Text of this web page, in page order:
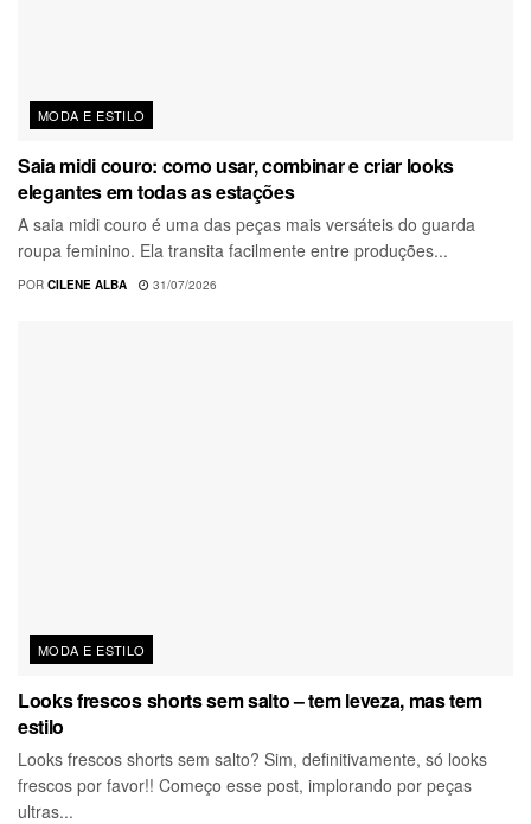
MODA E ESTILO
Saia midi couro: como usar, combinar e criar looks
elegantes em todas as estações
A saia midi couro é uma das peças mais versáteis do guarda
roupa feminino. Ela transita facilmente entre produções...
POR CILENE ALBA 31/07/2026
MODA E ESTILO
Looks frescos shorts sem salto – tem leveza, mas tem
estilo
Looks frescos shorts sem salto? Sim, definitivamente, só looks
frescos por favor!! Começo esse post, implorando por peças
ultras...